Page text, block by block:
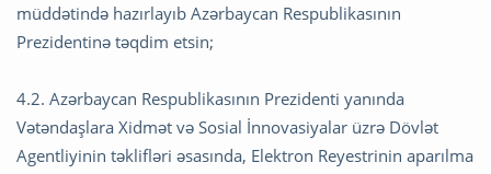
müddətində hazırlayıb Azərbaycan Respublikasının
Prezidentinə təqdim etsin;
4.2. Azərbaycan Respublikasının Prezidenti yanında
Vətəndaşlara Xidmət və Sosial İnnovasiyalar üzrə Dövlət
Agentliyinin təklifləri əsasında, Elektron Reyestrinin aparılma